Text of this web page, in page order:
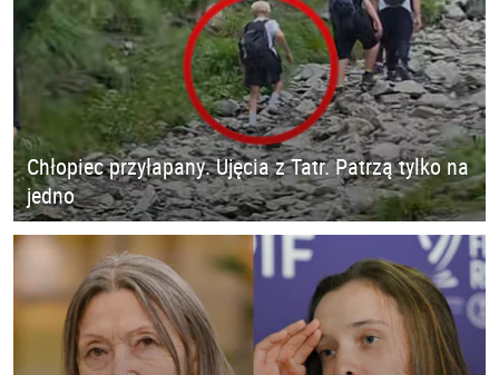
Chłopiec przyłapany. Ujęcia z Tatr. Patrzą tylko na
jedno